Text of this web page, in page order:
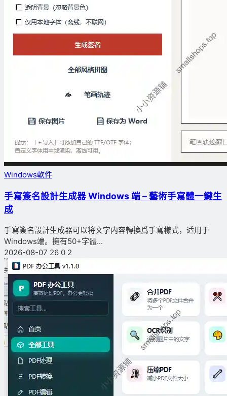
Windows軟件
手寫簽名設計生成器 Windows 端 – 藝術手寫體一鍵生
成
手寫簽名設計生成器可以将文字内容轉換爲手寫樣式，适用于
Windows端。擁有50+字體...
2026-08-07 26 0 2